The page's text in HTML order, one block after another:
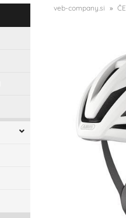
veb-company.si